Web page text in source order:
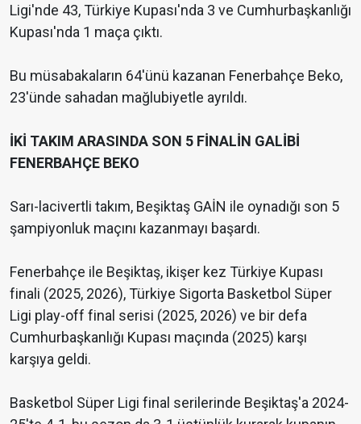
Ligi'nde 43, Türkiye Kupası'nda 3 ve Cumhurbaşkanlığı
Kupası'nda 1 maça çıktı.
Bu müsabakaların 64'ünü kazanan Fenerbahçe Beko,
23'ünde sahadan mağlubiyetle ayrıldı.
İKİ TAKIM ARASINDA SON 5 FİNALİN GALİBİ
FENERBAHÇE BEKO
Sarı-lacivertli takım, Beşiktaş GAİN ile oynadığı son 5
şampiyonluk maçını kazanmayı başardı.
Fenerbahçe ile Beşiktaş, ikişer kez Türkiye Kupası
finali (2025, 2026), Türkiye Sigorta Basketbol Süper
Ligi play-off final serisi (2025, 2026) ve bir defa
Cumhurbaşkanlığı Kupası maçında (2025) karşı
karşıya geldi.
Basketbol Süper Ligi final serilerinde Beşiktaş'a 2024-